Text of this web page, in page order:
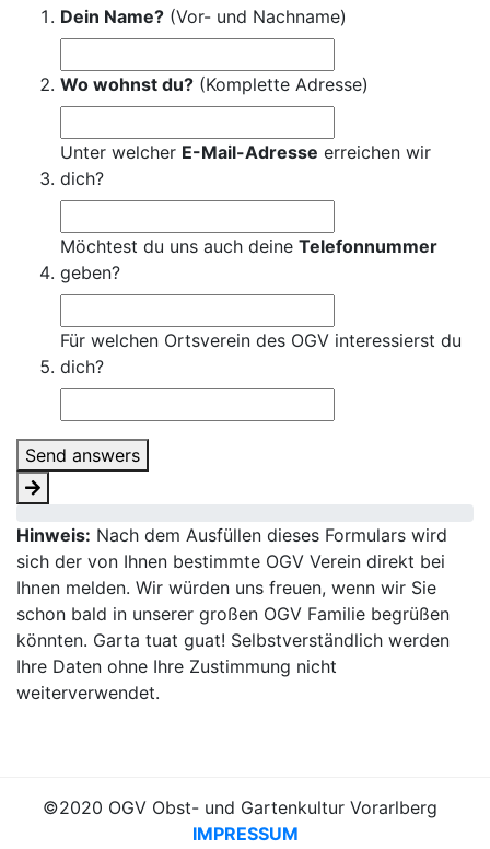
Dein Name? (Vor- und Nachname)
Wo wohnst du? (Komplette Adresse)
Unter welcher E-Mail-Adresse erreichen wir
dich?
Möchtest du uns auch deine Telefonnummer
geben?
Für welchen Ortsverein des OGV interessierst du
dich?
Send answers
Hinweis: Nach dem Ausfüllen dieses Formulars wird
sich der von Ihnen bestimmte OGV Verein direkt bei
Ihnen melden. Wir würden uns freuen, wenn wir Sie
schon bald in unserer großen OGV Familie begrüßen
könnten. Garta tuat guat! Selbstverständlich werden
Ihre Daten ohne Ihre Zustimmung nicht
weiterverwendet.
©2020 OGV Obst- und Gartenkultur Vorarlberg
IMPRESSUM